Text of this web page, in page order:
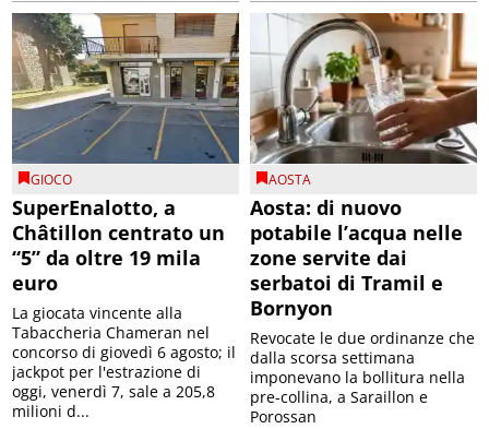
GIOCO
SuperEnalotto, a
Châtillon centrato un
“5” da oltre 19 mila
euro
La giocata vincente alla
Tabaccheria Chameran nel
concorso di giovedì 6 agosto; il
jackpot per l'estrazione di
oggi, venerdì 7, sale a 205,8
milioni d...
AOSTA
Aosta: di nuovo
potabile l’acqua nelle
zone servite dai
serbatoi di Tramil e
Bornyon
Revocate le due ordinanze che
dalla scorsa settimana
imponevano la bollitura nella
pre-collina, a Saraillon e
Porossan